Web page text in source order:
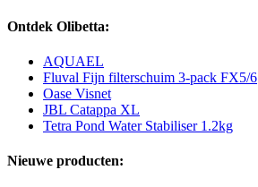
Ontdek Olibetta:
AQUAEL
Fluval Fijn filterschuim 3-pack FX5/6
Oase Visnet
JBL Catappa XL
Tetra Pond Water Stabiliser 1.2kg
Nieuwe producten: